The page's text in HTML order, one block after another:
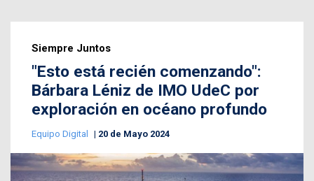
Siempre Juntos
"Esto está recién comenzando":
Bárbara Léniz de IMO UdeC por
exploración en océano profundo
Equipo Digital 20 de Mayo 2024